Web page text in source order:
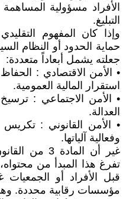
الأفراد مسؤولية
التبليغ.
وإذا كان المفهوم
حماية الحدود أو النظام
جعلته يشمل أبعاداً متعددة:
• الأمن الاقتصادي :
استقرار المالية العمومية.
• الأمن الاجتماعي :
العدالة.
• الأمن القانوني : تكريس
وفعالية آلياتها.
غير أن المادة
تفرغ هذا المبدأ من
قبل الأفراد أو
مؤسسات رقابية محددة.